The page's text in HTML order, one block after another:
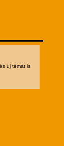
új témát is